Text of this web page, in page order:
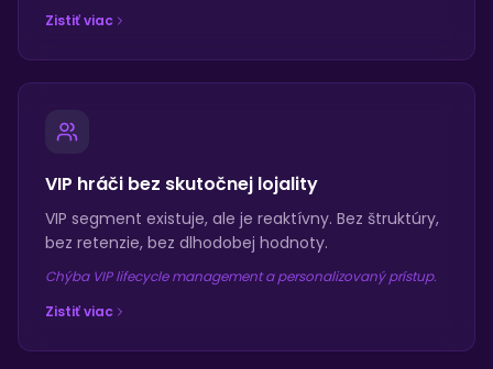
Zistiť viac
VIP hráči bez skutočnej lojality
VIP segment existuje, ale je reaktívny. Bez štruktúry,
bez retenzie, bez dlhodobej hodnoty.
Chýba VIP lifecycle management a personalizovaný prístup.
Zistiť viac